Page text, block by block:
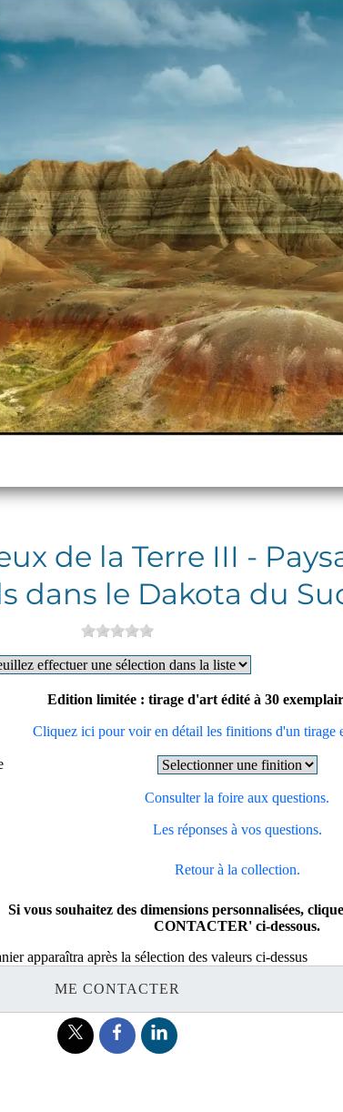
de la Terre III -
dans le Dakota du
Edition limitée : tirage d'art édité à 30
Cliquez ici pour voir en détail les finitions d'un tirage
Consulter la foire aux questions.
Les réponses à vos questions.
Retour à la collection.
Si vous souhaitez des dimensions personnalisées,
CONTACTER' ci-dessous.
apparaîtra après la sélection des valeurs ci-dessus
ME CONTACTER